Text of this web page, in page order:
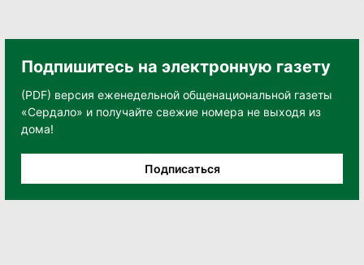
Подпишитесь на электронную газету
(PDF) версия еженедельной общенациональной газеты
«Сердало» и получайте свежие номера не выходя из
дома!
Подписаться